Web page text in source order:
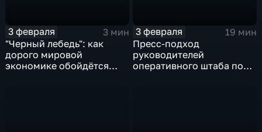
3 февраля
3 мин
"Черный лебедь": как
дорого мировой
экономике обойдётся
3 февраля
19 мин
Пресс-подход
руководителей
оперативного штаба по